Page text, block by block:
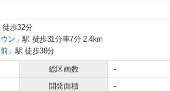
徒歩32分
ン 」駅 徒歩31分車7分 2.4km
」駅 徒歩38分
総区画数
-
開発面積
-